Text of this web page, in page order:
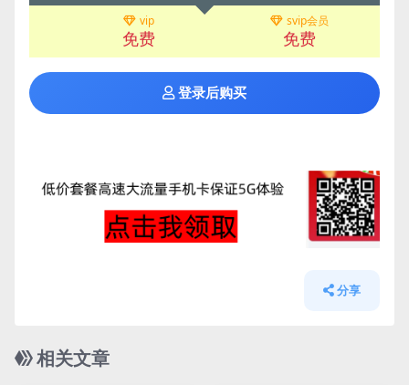
vip
免费
svip会员
免费
登录后购买
分享
相关文章